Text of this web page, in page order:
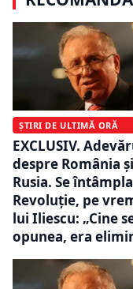
ȘTIRI DE ULTIMĂ ORĂ
EXCLUSIV.
despre România și
Rusia. Se
Revoluție, pe
lui Iliescu: „Cine
opunea, era